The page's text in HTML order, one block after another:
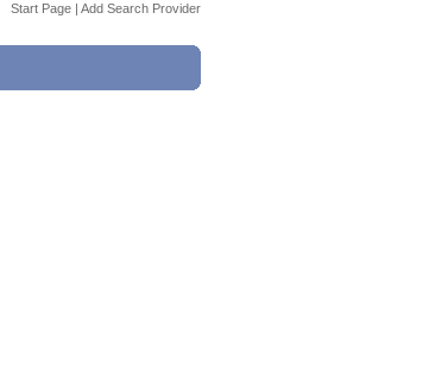
Start Page | Add Search Provider